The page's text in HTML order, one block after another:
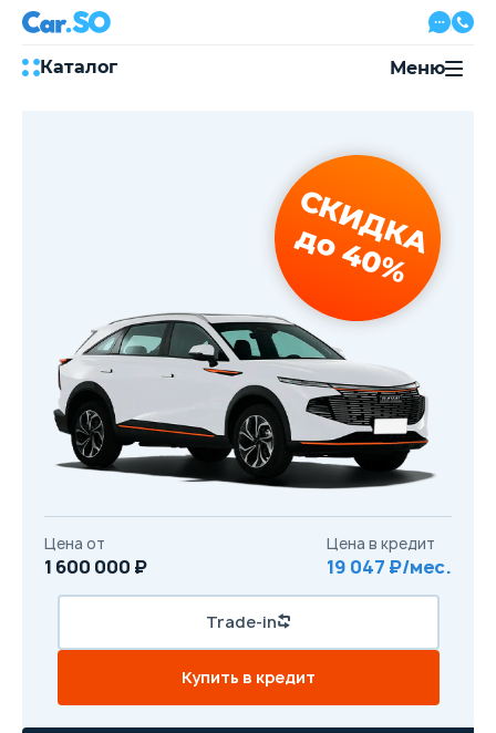
Каталог
8 800 500-03-23
с 08:00 по 20:00, без выходных
Привольная улица, 2, к5
Перезвоните мне
Меню
СКИДКА
до 40%
Цена от
1 600 000 ₽
Цена в кредит
19 047 ₽/мес.
Trade-in
Купить в кредит